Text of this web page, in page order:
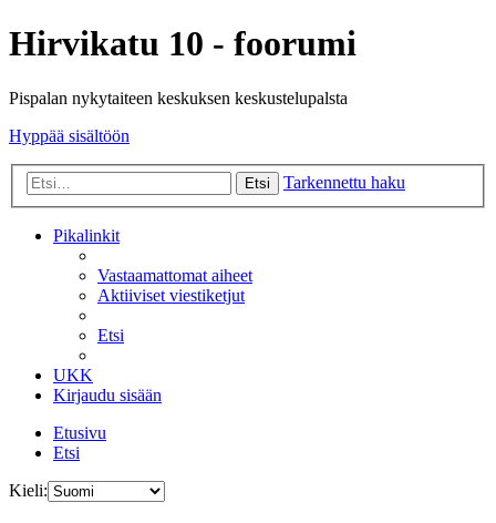
Hirvikatu 10 - foorumi
Pispalan nykytaiteen keskuksen keskustelupalsta
Hyppää sisältöön
Etsi Tarkennettu haku
Pikalinkit
Vastaamattomat aiheet
Aktiiviset viestiketjut
Etsi
UKK
Kirjaudu sisään
Etusivu
Etsi
Kieli: